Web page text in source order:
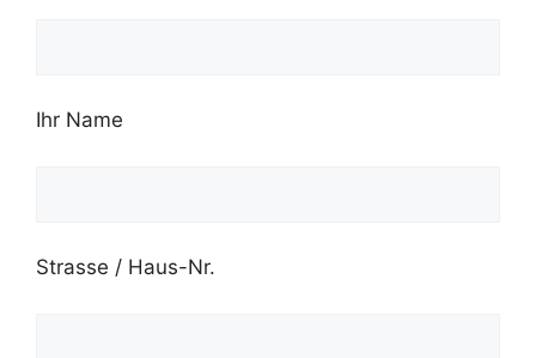
Ihr Name
Strasse / Haus-Nr.